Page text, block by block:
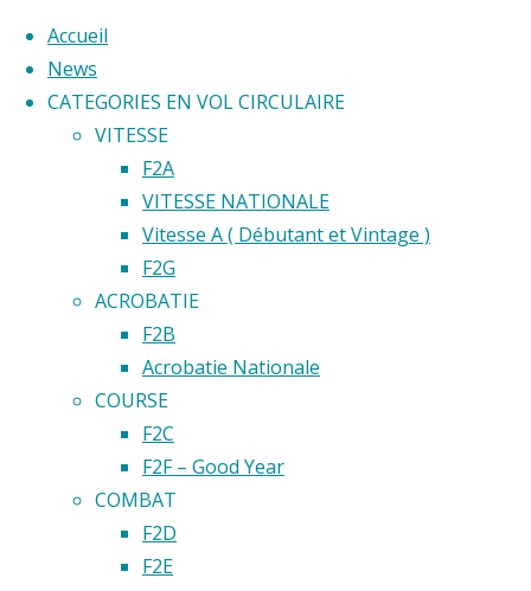
Accueil
News
CATEGORIES EN VOL CIRCULAIRE
VITESSE
F2A
VITESSE NATIONALE
Vitesse A ( Débutant et Vintage )
F2G
ACROBATIE
F2B
Acrobatie Nationale
COURSE
F2C
F2F – Good Year
COMBAT
F2D
F2E
©2020 Vol circulaire commandé